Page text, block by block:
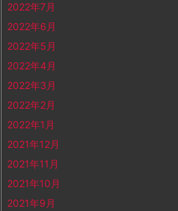
2022年7月
2022年6月
2022年5月
2022年4月
2022年3月
2022年2月
2022年1月
2021年12月
2021年11月
2021年10月
2021年9月